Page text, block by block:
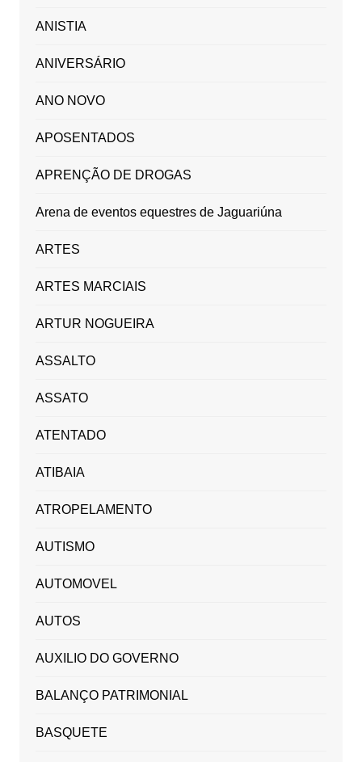
ANISTIA
ANIVERSÁRIO
ANO NOVO
APOSENTADOS
APRENÇÃO DE DROGAS
Arena de eventos equestres de Jaguariúna
ARTES
ARTES MARCIAIS
ARTUR NOGUEIRA
ASSALTO
ASSATO
ATENTADO
ATIBAIA
ATROPELAMENTO
AUTISMO
AUTOMOVEL
AUTOS
AUXILIO DO GOVERNO
BALANÇO PATRIMONIAL
BASQUETE